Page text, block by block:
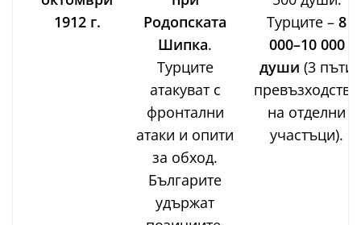
1912 г.
Родопската
Шипка.
Турците
атакуват с
фронтални
атаки и опити
за обход.
Българите
удържат
Турците – 8
000–10 000
души (3 пъти
превъзходство
на отделни
участъци).